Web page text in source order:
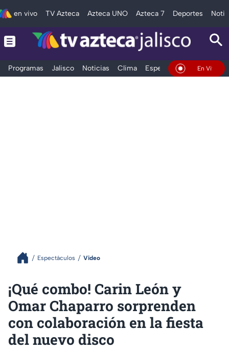
en vivo TV Azteca Azteca UNO Azteca 7 Deportes
Programas Jalisco Noticias Clima Espectáculos Deportes
En Vivo
Espectáculos Video
¡Qué combo! Carin León y
Omar Chaparro sorprenden
con colaboración en la fiesta
del nuevo disco